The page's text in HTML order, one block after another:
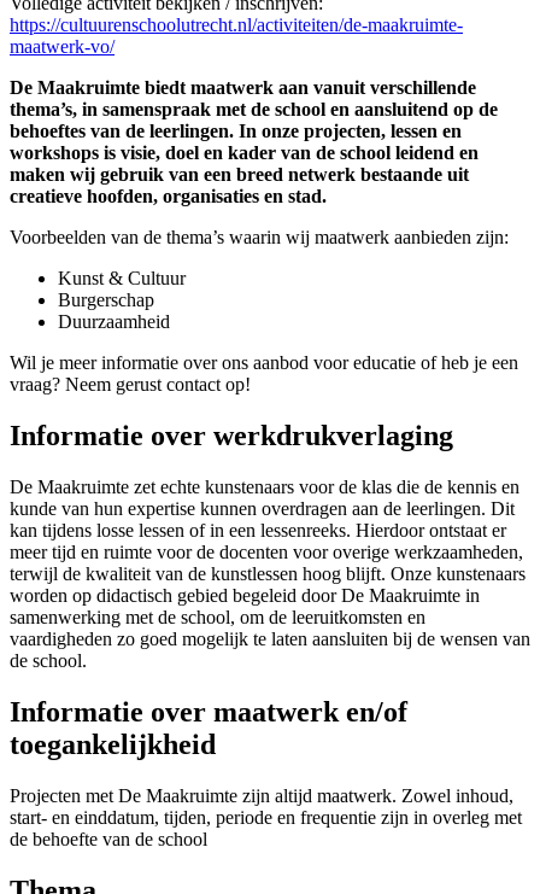
https://cultuurenschoolutrecht.nl/activiteiten/de-maakruimte-
maatwerk-vo/
De Maakruimte biedt maatwerk aan vanuit verschillende
thema’s, in samenspraak met de school en aansluitend op de
behoeftes van de leerlingen. In onze projecten, lessen en
workshops is visie, doel en kader van de school leidend en
maken wij gebruik van een breed netwerk bestaande uit
creatieve hoofden, organisaties en stad.
Voorbeelden van de thema’s waarin wij maatwerk aanbieden zijn:
Kunst & Cultuur
Burgerschap
Duurzaamheid
Wil je meer informatie over ons aanbod voor educatie of heb je een
vraag? Neem gerust contact op!
Informatie over werkdrukverlaging
De Maakruimte zet echte kunstenaars voor de klas die de kennis en
kunde van hun expertise kunnen overdragen aan de leerlingen. Dit
kan tijdens losse lessen of in een lessenreeks. Hierdoor ontstaat er
meer tijd en ruimte voor de docenten voor overige werkzaamheden,
terwijl de kwaliteit van de kunstlessen hoog blijft. Onze kunstenaars
worden op didactisch gebied begeleid door De Maakruimte in
samenwerking met de school, om de leeruitkomsten en
vaardigheden zo goed mogelijk te laten aansluiten bij de wensen van
de school.
Informatie over maatwerk en/of
toegankelijkheid
Projecten met De Maakruimte zijn altijd maatwerk. Zowel inhoud,
start- en einddatum, tijden, periode en frequentie zijn in overleg met
de behoefte van de school